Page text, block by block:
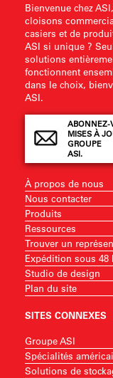
Bienvenue chez
cloisons
casiers et de
ASI si unique ?
solutions
fonctionnent
dans le choix,
ASI.
ABONNEZ-
MISES À
GROUPE
ASI.
À propos de nous
Nous contacter
Produits
Ressources
Trouver un
Expédition sous 48
Studio de design
Plan du site
SITES CONNEXES
Groupe ASI
Spécialités
Solutions de